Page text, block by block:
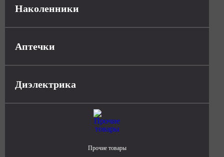
Наколенники
Аптечки
Диэлектрика
Прочие товары